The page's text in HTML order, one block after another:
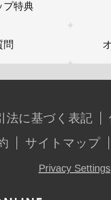
プ特典
問
法に基づく表記
サイトマップ
Privacy Settings